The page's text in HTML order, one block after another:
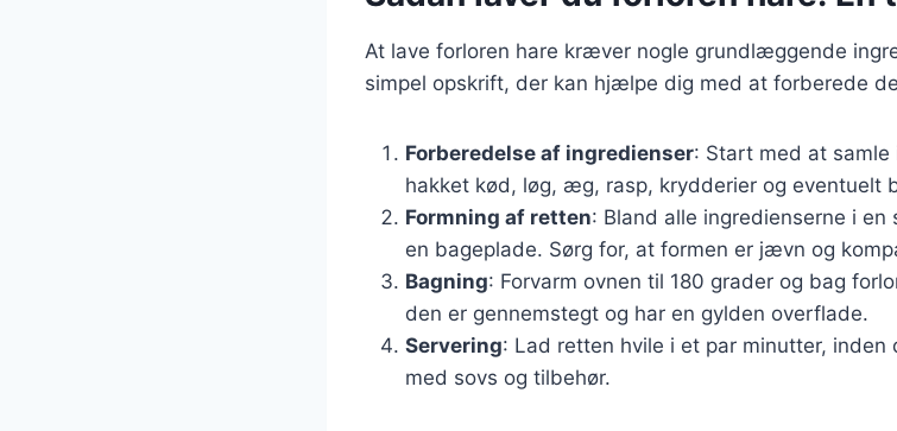
At lave forloren hare kræver nogle grundlæggende
simpel opskrift, der kan hjælpe dig med at forberede
Forberedelse af ingredienser: Start med at
hakket kød, løg, æg, rasp, krydderier og eventuelt
Formning af retten: Bland alle ingredienserne i en
en bageplade. Sørg for, at formen er jævn og
Bagning: Forvarm ovnen til 180 grader og bag
den er gennemstegt og har en gylden overflade.
Servering: Lad retten hvile i et par minutter,
med sovs og tilbehør.